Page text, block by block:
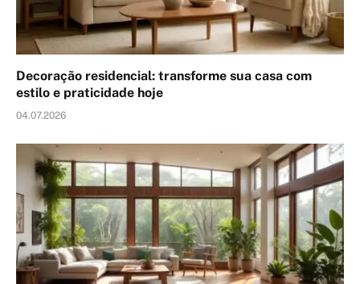
Decoração residencial: transforme sua casa com
estilo e praticidade hoje
04.07.2026